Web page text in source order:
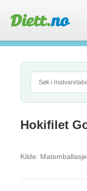
Hokifilet
Kilde: Matemballasje